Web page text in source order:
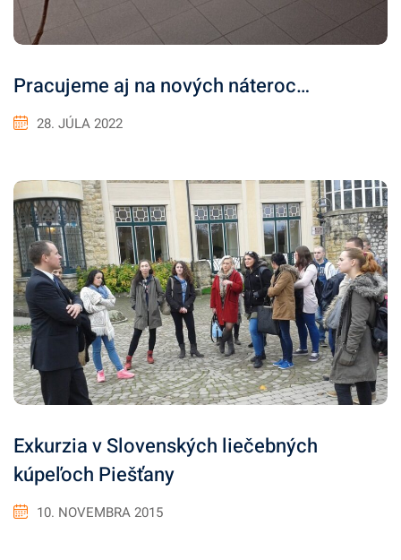
Pracujeme aj na nových náteroc…
28. JÚLA 2022
Exkurzia v Slovenských liečebných
kúpeľoch Piešťany
10. NOVEMBRA 2015